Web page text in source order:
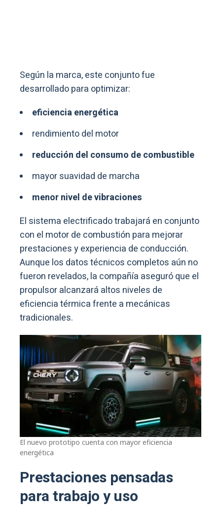
Según la marca, este conjunto fue
desarrollado para optimizar:
eficiencia energética
rendimiento del motor
reducción del consumo de combustible
mayor suavidad de marcha
menor nivel de vibraciones
El sistema electrificado trabajará en conjunto
con el motor de combustión para mejorar
prestaciones y experiencia de conducción.
Aunque los datos técnicos completos aún no
fueron revelados, la compañía aseguró que el
propulsor alcanzará altos niveles de
eficiencia térmica frente a mecánicas
tradicionales.
El nuevo prototipo cuenta con mayor eficiencia
energética
Prestaciones pensadas
para trabajo y uso